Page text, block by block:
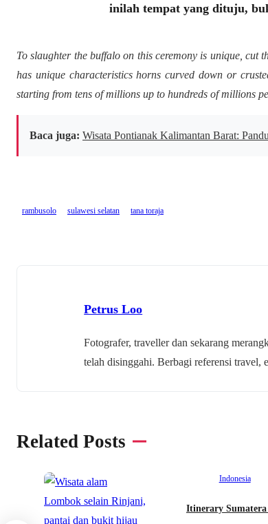
inilah tempat yang dituju,
To slaughter the buffalo on this ceremony is unique,
has unique characteristics horns curved down or
starting from tens of millions up to hundreds of millions
Baca juga: Wisata Pontianak Kalimantan Barat:
rambusolo sulawesi selatan tana toraja
Petrus Loo
Fotografer, traveller dan sekarang
telah disinggahi. Berbagi referensi travel,
Related Posts
Indonesia
Itinerary